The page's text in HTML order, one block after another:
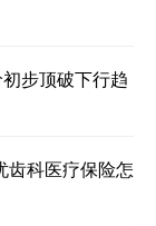
步顶破下行趋
齿科医疗保险怎